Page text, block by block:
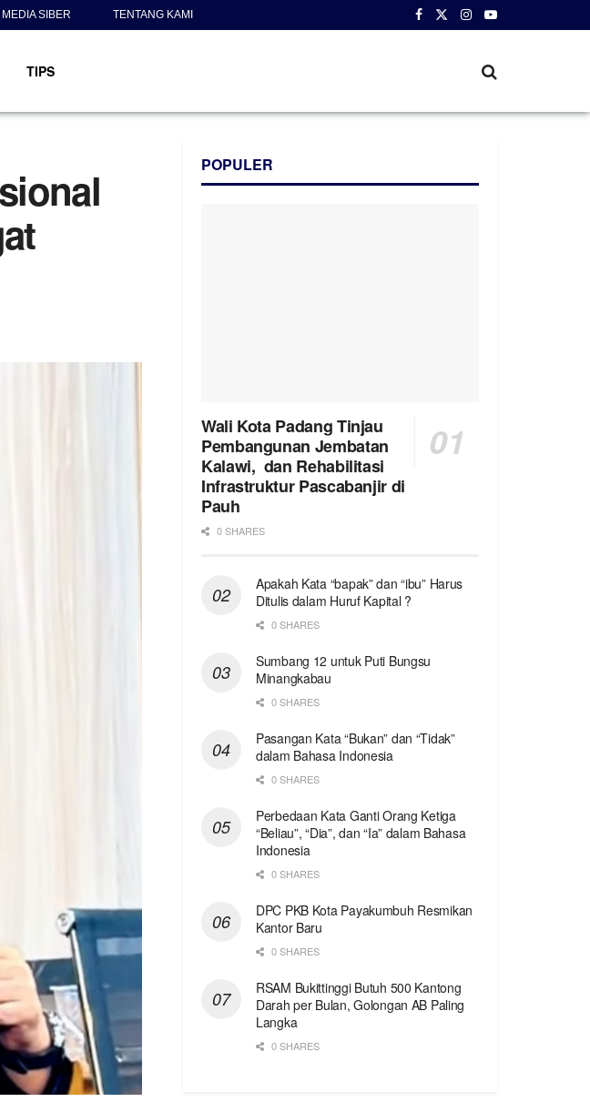
SIBER TENTANG KAMI
TIPS
POPULER
Wali Kota Padang Tinjau
Pembangunan Jembatan
Kalawi, dan Rehabilitasi
Infrastruktur Pascabanjir di
Pauh
0 SHARES
Apakah Kata “bapak” dan “ibu” Harus
Ditulis dalam Huruf Kapital ?
0 SHARES
Sumbang 12 untuk Puti Bungsu
Minangkabau
0 SHARES
Pasangan Kata “Bukan” dan “Tidak”
dalam Bahasa Indonesia
0 SHARES
Perbedaan Kata Ganti Orang Ketiga
“Beliau”, “Dia”, dan “Ia” dalam Bahasa
Indonesia
0 SHARES
DPC PKB Kota Payakumbuh Resmikan
Kantor Baru
0 SHARES
RSAM Bukittinggi Butuh 500 Kantong
Darah per Bulan, Golongan AB Paling
Langka
0 SHARES